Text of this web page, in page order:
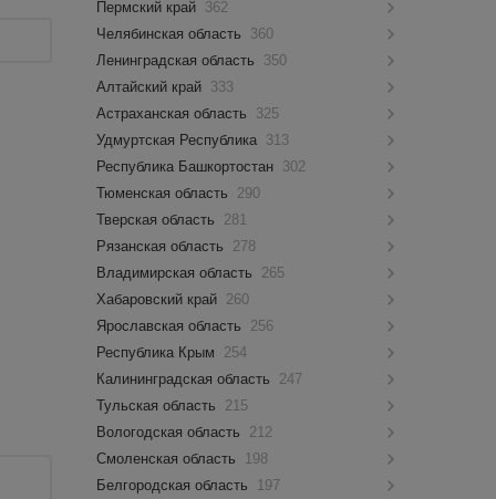
Пермский край 362
Челябинская область
360
Ленинградская область
350
Алтайский край 333
Астраханская область
325
Удмуртская Республика 313
Республика Башкортостан 302
Тюменская область
290
Тверская область
281
Рязанская область
278
Владимирская область
265
Хабаровский край 260
Ярославская область
256
Республика Крым
254
Калининградская область
247
Тульская область
215
Вологодская область
212
Смоленская область
198
Белгородская область
197